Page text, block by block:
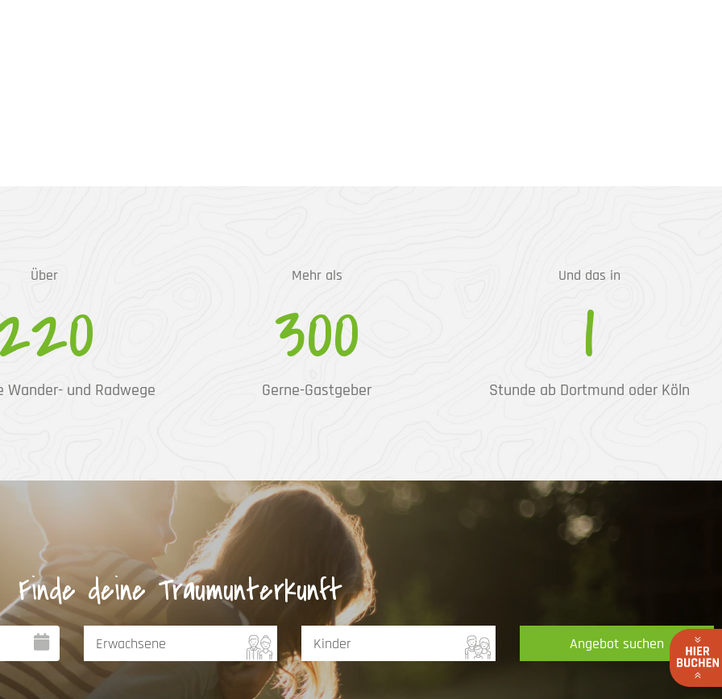
Über
Wander- und Radwege
Mehr als
300
Gerne-Gastgeber
Und das in
1
Stunde ab Dortmund oder Köln
Finde deine Traumunterkunft
Angebot suchen